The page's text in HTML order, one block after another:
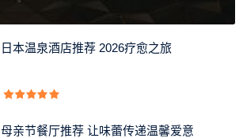
日本温泉酒店推荐 2026疗愈之旅
母亲节餐厅推荐 让味蕾传递温馨爱意